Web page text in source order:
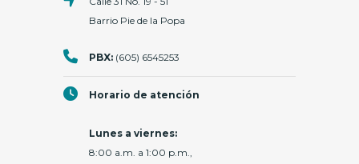
Barrio Pie de la Popa
PBX: (605) 6545253
Horario de atención
Lunes a viernes:
8:00 a.m. a 1:00 p.m.,